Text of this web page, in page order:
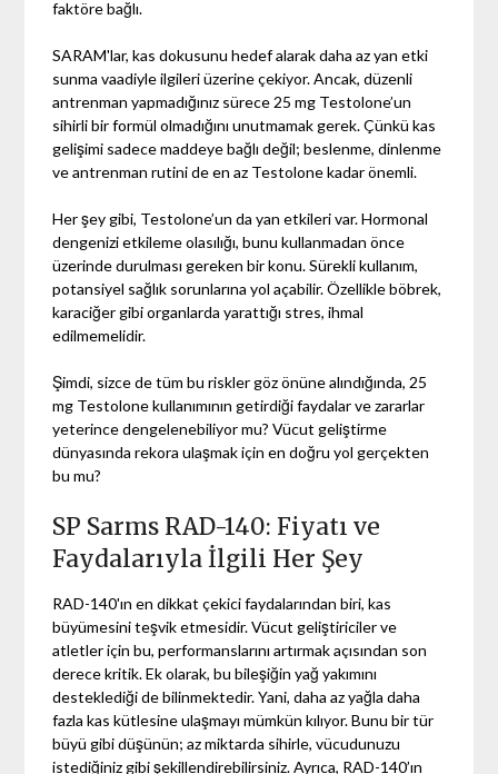
faktöre bağlı.
SARAM'lar, kas dokusunu hedef alarak daha az yan etki
sunma vaadiyle ilgileri üzerine çekiyor. Ancak, düzenli
antrenman yapmadığınız sürece 25 mg Testolone’un
sihirli bir formül olmadığını unutmamak gerek. Çünkü kas
gelişimi sadece maddeye bağlı değil; beslenme, dinlenme
ve antrenman rutini de en az Testolone kadar önemli.
Her şey gibi, Testolone’un da yan etkileri var. Hormonal
dengenizi etkileme olasılığı, bunu kullanmadan önce
üzerinde durulması gereken bir konu. Sürekli kullanım,
potansiyel sağlık sorunlarına yol açabilir. Özellikle böbrek,
karaciğer gibi organlarda yarattığı stres, ihmal
edilmemelidir.
Şimdi, sizce de tüm bu riskler göz önüne alındığında, 25
mg Testolone kullanımının getirdiği faydalar ve zararlar
yeterince dengelenebiliyor mu? Vücut geliştirme
dünyasında rekora ulaşmak için en doğru yol gerçekten
bu mu?
SP Sarms RAD-140: Fiyatı ve
Faydalarıyla İlgili Her Şey
RAD-140'ın en dikkat çekici faydalarından biri, kas
büyümesini teşvik etmesidir. Vücut geliştiriciler ve
atletler için bu, performanslarını artırmak açısından son
derece kritik. Ek olarak, bu bileşiğin yağ yakımını
desteklediği de bilinmektedir. Yani, daha az yağla daha
fazla kas kütlesine ulaşmayı mümkün kılıyor. Bunu bir tür
büyü gibi düşünün; az miktarda sihirle, vücudunuzu
istediğiniz gibi şekillendirebilirsiniz. Ayrıca, RAD-140’ın